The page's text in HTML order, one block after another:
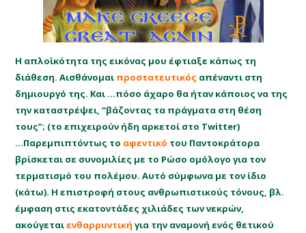
Η απλοϊκότητα της εικόνας μου έφτιαξε κάπως τη
διάθεση. Αισθάνομαι προστατευτικός απέναντι στη
δημιουργό της. Και …πόσο άχαρο θα ήταν κάποιος να της
την καταστρέψει, “βάζοντας τα πράγματα στη θέση
τους”; (το επιχειρούν ήδη αρκετοί στο Twitter)
…Παρεμπιπτόντως το αφεντικό του Παντοκράτορα
βρίσκεται σε συνομιλίες με το Ρώσο ομόλογο για τον
τερματισμό του πολέμου. Αυτό σύμφωνα με τον ίδιο
(κάτω). Η επιστροφή στους ανθρωπιστικούς τόνους, βλ.
έμφαση στις εκατοντάδες χιλιάδες των νεκρών,
ακούγεταιενθαρρυντική για την αναμονή ενός θετικού